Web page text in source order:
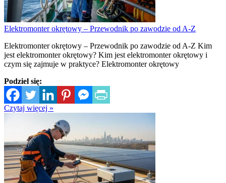
Elektromonter okrętowy – Przewodnik po zawodzie od A-Z
Elektromonter okrętowy – Przewodnik po zawodzie od A-Z Kim
jest elektromonter okrętowy? Kim jest elektromonter okrętowy i
czym się zajmuje w praktyce? Elektromonter okrętowy
Podziel się:
Czytaj więcej »